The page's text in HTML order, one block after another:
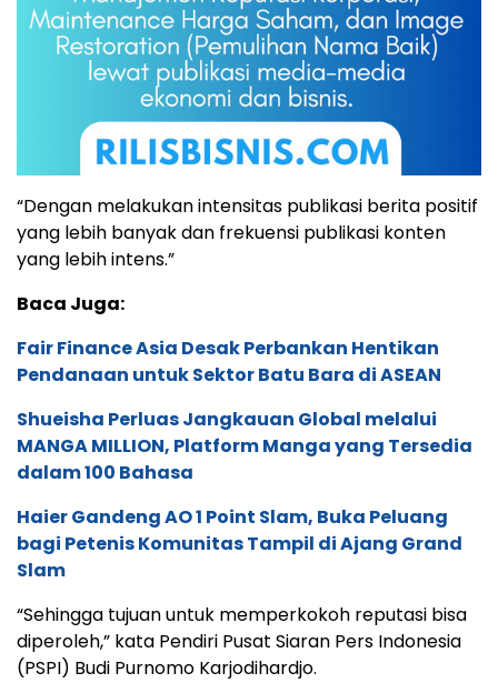
“Dengan melakukan intensitas publikasi berita positif
yang lebih banyak dan frekuensi publikasi konten
yang lebih intens.”
Baca Juga:
Fair Finance Asia Desak Perbankan Hentikan
Pendanaan untuk Sektor Batu Bara di ASEAN
Shueisha Perluas Jangkauan Global melalui
MANGA MILLION, Platform Manga yang Tersedia
dalam 100 Bahasa
Haier Gandeng AO 1 Point Slam, Buka Peluang
bagi Petenis Komunitas Tampil di Ajang Grand
Slam
“Sehingga tujuan untuk memperkokoh reputasi bisa
diperoleh,” kata Pendiri Pusat Siaran Pers Indonesia
(PSPI) Budi Purnomo Karjodihardjo.